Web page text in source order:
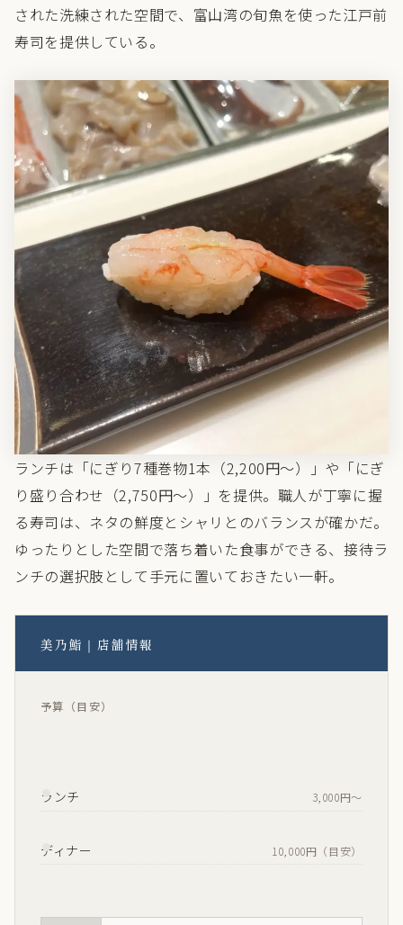
された洗練された空間で、富山湾の旬魚を使った江戸前
寿司を提供している。
ランチは「にぎり7種巻物1本（2,200円〜）」や「にぎ
り盛り合わせ（2,750円〜）」を提供。職人が丁寧に握
る寿司は、ネタの鮮度とシャリとのバランスが確かだ。
ゆったりとした空間で落ち着いた食事ができる、接待ラ
ンチの選択肢として手元に置いておきたい一軒。
美乃鮨｜店舗情報
予算（目安）
ランチ 3,000円〜
ディナー 10,000円（目安）